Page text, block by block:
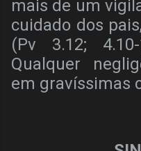
mais de um
cuidado dos
(Pv 3.12;
Qualquer
em gravíssimas